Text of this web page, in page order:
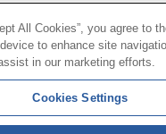
Perfil do contratante|
900 203 203|Zona Privada
Zona Privada
2026| Mapa do sitio |
All Cookies”, you agree to
to enhance site
in our marketing efforts.
Cookies Settings